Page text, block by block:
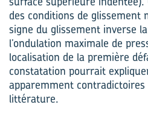
des conditions de glissement
signe du glissement inverse
l’ondulation maximale de
localisation de la première
constatation pourrait
apparemment
littérature.